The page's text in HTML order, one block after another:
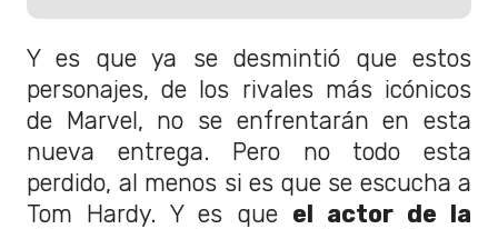
Y es que ya se desmintió que estos
personajes, de los rivales más icónicos
de Marvel, no se enfrentarán en esta
nueva entrega. Pero no todo esta
perdido, al menos si es que se escucha a
Tom Hardy. Y es que el actor de la